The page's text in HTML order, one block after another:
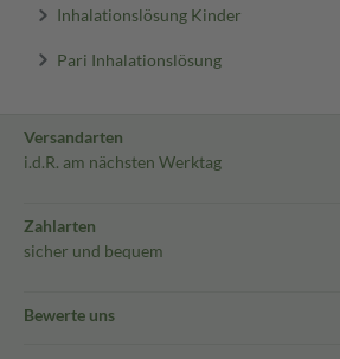
Inhalationslösung Kinder
Pari Inhalationslösung
Versandarten
i.d.R. am nächsten Werktag
Zahlarten
sicher und bequem
Bewerte uns